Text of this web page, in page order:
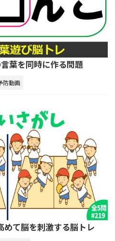
葉を同時に作る問題
防動画
めて脳を刺激する脳トレ